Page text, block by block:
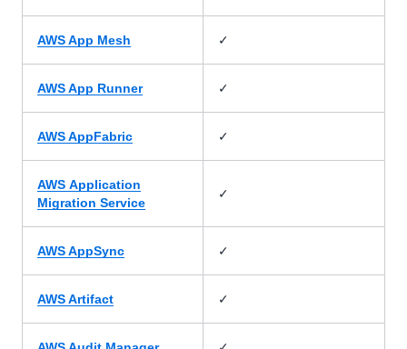
AWS App Mesh ✓
AWS App Runner ✓
AWS AppFabric ✓
AWS Application
Migration Service
✓
AWS AppSync ✓
AWS Artifact ✓